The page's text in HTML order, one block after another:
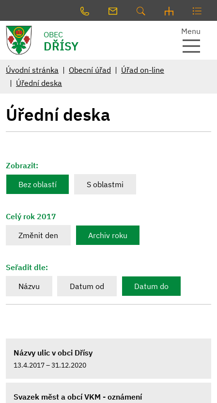
OBEC
DŘÍSY
Menu
Úvodní stránka Obecní úřad
Úřad on-line
Úřední deska
Úřední deska
Zobrazit:
Bez oblastí
S oblastmi
Celý rok 2017
Změnit den
Archiv roku
Seřadit dle:
Názvu
Datum od Datum do
Názvy ulic v obci Dřísy
13.4.2017 – 31.12.2020
Svazek měst a obcí VKM - oznámení